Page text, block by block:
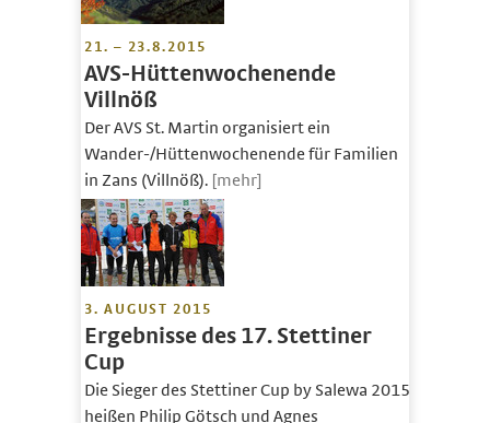
21. – 23.8.2015
AVS-Hüttenwochenende
Villnöß
Der AVS St. Martin organisiert ein
Wander-/Hüttenwochenende für Familien
in Zans (Villnöß). [mehr]
3. AUGUST 2015
Ergebnisse des 17. Stettiner
Cup
Die Sieger des Stettiner Cup by Salewa 2015
heißen Philip Götsch und Agnes